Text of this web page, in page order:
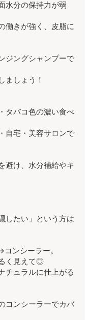
水分の保持力が弱
働きが強く、皮脂に
ジングシャンプーで
ましょう！
タバコ色の濃い食べ
自宅・美容サロンで
避け、水分補給やキ
したい」という方は
ンシーラー。
く見えて◎
チュラルに仕上がる
コンシーラーでカバ